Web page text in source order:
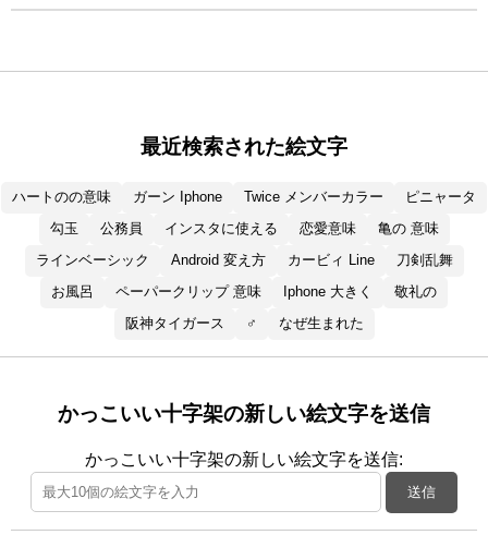
最近検索された絵文字
ハートのの意味 ガーン Iphone Twice メンバーカラー
ピニャータ
勾玉
公務員 インスタに使える 恋愛意味
亀の 意味
ラインベーシック
Android 変え方 カービィ Line
刀剣乱舞
お風呂
ペーパークリップ 意味 Iphone 大きく
敬礼の
阪神タイガース
♂ なぜ生まれた
かっこいい十字架の新しい絵文字を送信
かっこいい十字架の新しい絵文字を送信:
送信